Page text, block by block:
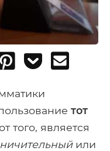
Pin
Add
Pocket
тот
того, является
или